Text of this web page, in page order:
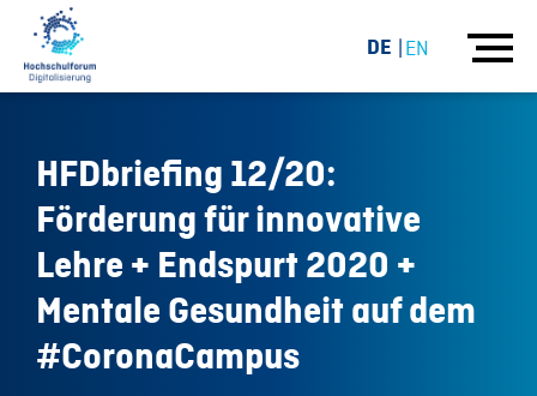
DE EN
HFDbriefing 12/20:
Förderung für innovative
Lehre + Endspurt 2020 +
Mentale Gesundheit auf dem
#CoronaCampus